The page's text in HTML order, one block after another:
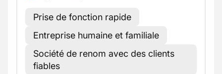
Prise de fonction rapide
Entreprise humaine et familiale
Société de renom avec des clients
fiables